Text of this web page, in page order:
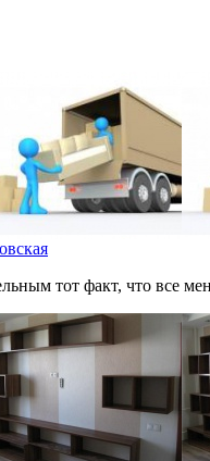
тот факт, что все